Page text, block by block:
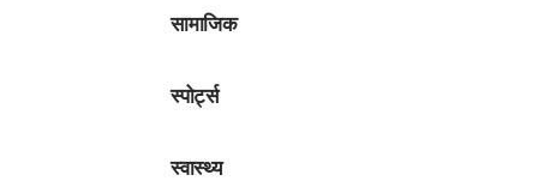
सामाजिक
स्पोर्ट्स
स्वास्थ्य